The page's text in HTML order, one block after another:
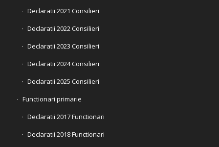
Declaratii 2021 Consilieri
Declaratii 2022 Consilieri
Declaratii 2023 Consilieri
Declaratii 2024 Consilieri
Declaratii 2025 Consilieri
Functionari primarie
Declaratii 2017 Functionari
Declaratii 2018 Functionari